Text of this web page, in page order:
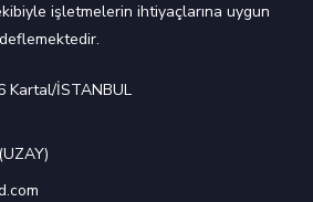
işletmelerin ihtiyaçlarına uygun
Kartal/İSTANBUL